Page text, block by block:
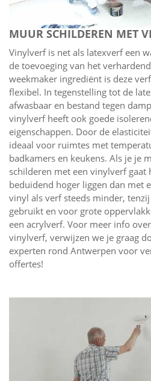
MUUR SCHILDEREN MET
Vinylverf is net als latexverf een
de toevoeging van het
weekmaker ingrediënt is deze
flexibel. In tegenstelling tot de
afwasbaar en bestand tegen
vinylverf heeft ook goede
eigenschappen. Door de
ideaal voor ruimtes met
badkamers en keukens. Als je je
schilderen met een vinylverf gaat
beduidend hoger liggen dan met
vinyl als verf steeds minder,
gebruikt en voor grote
een acrylverf. Voor meer info
vinylverf, verwijzen we je graag
experten rond Antwerpen voor
offertes!